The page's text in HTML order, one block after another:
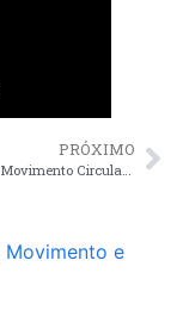
PRÓXIMO
Movimento e